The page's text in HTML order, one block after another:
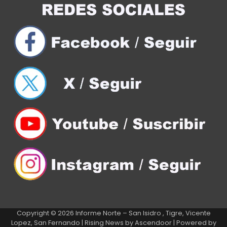
Copyright © 2026 Informe Norte – San Isidro , Tigre, Vicente
Lopez, San Fernando | Rising News byAscendoor| Powered by